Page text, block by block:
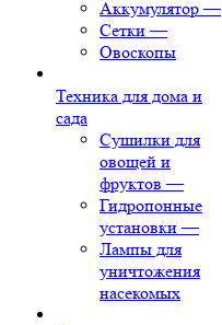
Аккумулятор —
Сетки —
Овоскопы
Техника для дома и
сада
Сушилки для
овощей и
фруктов —
Гидропонные
установки —
Лампы для
уничтожения
насекомых